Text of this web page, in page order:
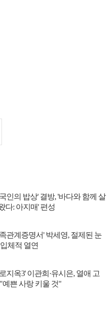
인의 밥상' 결방, '바다와 함께 살
다: 아지매' 편성
관계증명서' 박세영, 절제된 눈
입체적 열연
지옥3' 이관희·유시은, 열애 고
예쁜 사랑 키울 것"